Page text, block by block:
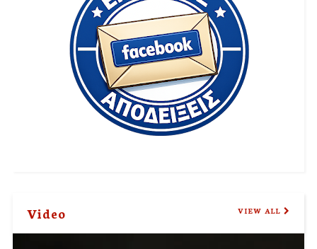
Video VIEW ALL